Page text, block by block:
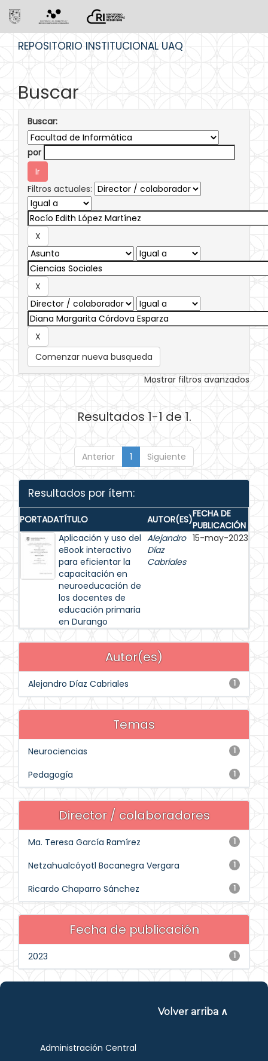
REPOSITORIO INSTITUCIONAL UAQ
Buscar
Buscar:
por
Filtros actuales:
Comenzar nueva busqueda
Mostrar filtros avanzados
Resultados 1-1 de 1.
Anterior 1 Siguiente
Resultados por ítem:
PORTADATÍTULO AUTOR(ES)FECHA DE
PUBLICACIÓN
Aplicación y uso del
eBook interactivo
para eficientar la
capacitación en
neuroeducación de
los docentes de
educación primaria
en Durango
Alejandro
Díaz
Cabriales
15-may-2023
Autor(es)
1
Alejandro Díaz Cabriales
Temas
1
Neurociencias
1
Pedagogía
Director / colaboradores
1
Ma. Teresa García Ramírez
1
Netzahualcóyotl Bocanegra Vergara
1
Ricardo Chaparro Sánchez
Fecha de publicación
1
2023
Volver arriba ∧
Administración Central